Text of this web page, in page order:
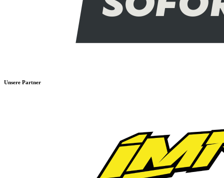
Unsere Partner